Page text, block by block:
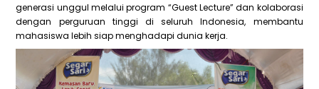
generasi unggul melalui program “Guest Lecture” dan kolaborasi
dengan perguruan tinggi di seluruh Indonesia, membantu
mahasiswa lebih siap menghadapi dunia kerja.